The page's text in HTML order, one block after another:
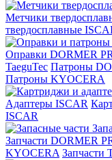
Метчики
твердосплавные
Оправки DORMER
TaeguTec Патроны
Патроны KYOCERA
Адаптеры ISCAR
ISCAR
Запчасти DORMER
KYOCERA Запчасти